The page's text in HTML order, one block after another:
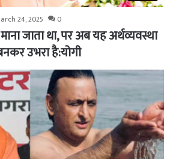
24, 2025 0
माना जाता था, पर अब यह अर्थव्यवस्था
उभरा है:योगी